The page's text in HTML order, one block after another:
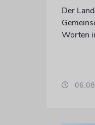
Der
Worten